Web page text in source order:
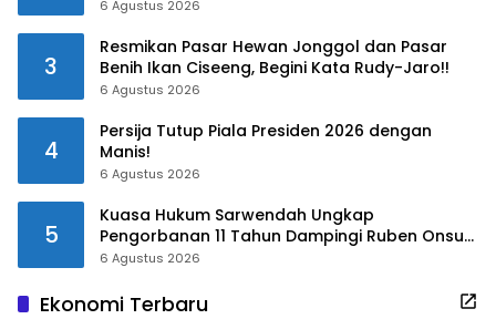
6 Agustus 2026
3
Resmikan Pasar Hewan Jonggol dan Pasar
Benih Ikan Ciseeng, Begini Kata Rudy-Jaro!!
6 Agustus 2026
4
Persija Tutup Piala Presiden 2026 dengan
Manis!
6 Agustus 2026
5
Kuasa Hukum Sarwendah Ungkap
Pengorbanan 11 Tahun Dampingi Ruben Onsu
Saat Sakit
6 Agustus 2026
Ekonomi Terbaru